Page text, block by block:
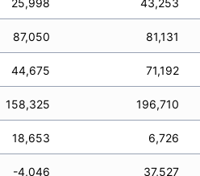
25,998 43,253
87,050 81,131
44,675 71,192
158,325 196,710
18,653 6,726
-4,046 37,527